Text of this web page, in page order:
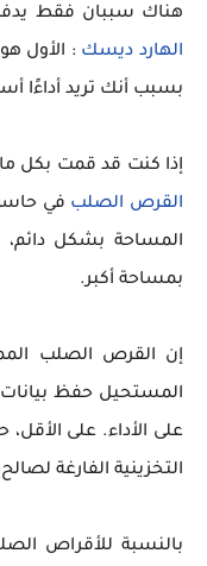
هناك سببان فقط
الهارد ديسك : الأول
بسبب أنك تريد أداءًا
إذا كنت قد قمت بكل
القرص الصلب في
المساحة بشكل دائم،
بمساحة أكبر.
إن القرص الصلب
المستحيل حفظ
التخزينية الفارغة